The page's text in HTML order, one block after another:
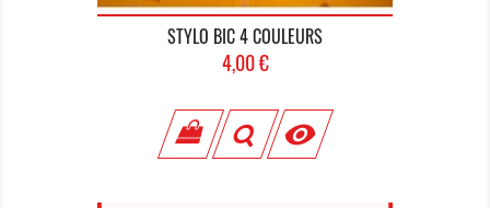
STYLO BIC 4 COULEURS
Prix
4,00 €
